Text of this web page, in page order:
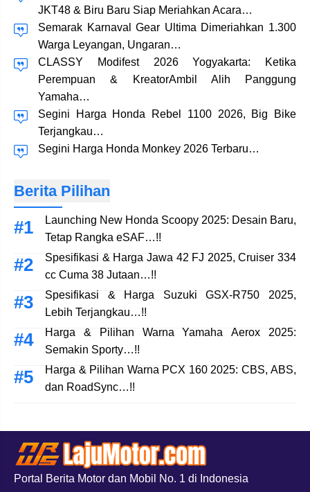
JKT48 & Biru Baru Siap Meriahkan Acara…
Semarak Karnaval Gear Ultima Dimeriahkan 1.300
Warga Leyangan, Ungaran…
CLASSY Modifest 2026 Yogyakarta: Ketika
Perempuan & KreatorAmbil Alih Panggung
Yamaha…
Segini Harga Honda Rebel 1100 2026, Big Bike
Terjangkau…
Segini Harga Honda Monkey 2026 Terbaru…
Berita Pilihan
Launching New Honda Scoopy 2025: Desain Baru,
Tetap Rangka eSAF…!!
Spesifikasi & Harga Jawa 42 FJ 2025, Cruiser 334
cc Cuma 38 Jutaan…!!
Spesifikasi & Harga Suzuki GSX-R750 2025,
Lebih Terjangkau…!!
Harga & Pilihan Warna Yamaha Aerox 2025:
Semakin Sporty…!!
Harga & Pilihan Warna PCX 160 2025: CBS, ABS,
dan RoadSync…!!
Portal Berita Motor dan Mobil No. 1 di Indonesia